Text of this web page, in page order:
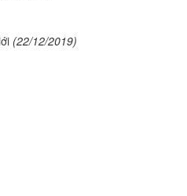
(22/12/2019)